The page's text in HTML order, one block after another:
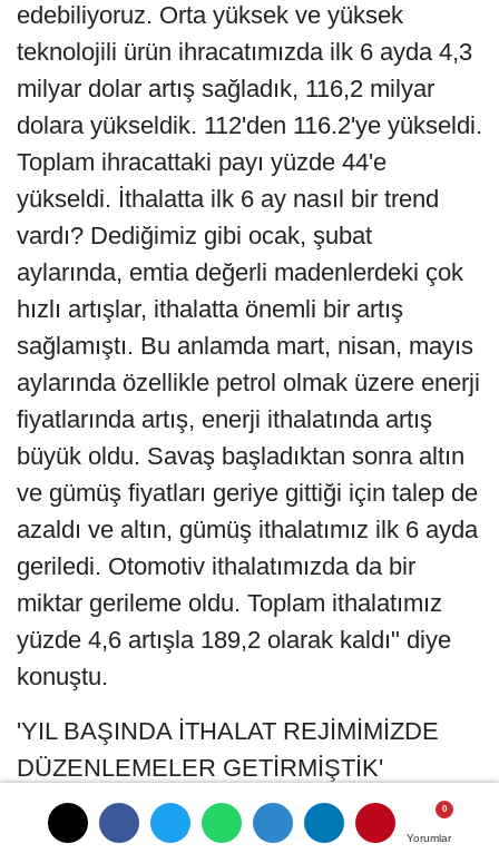
Yorumlar
Yorumlar
edebiliyoruz. Orta yüksek ve yüksek
teknolojili ürün ihracatımızda ilk 6 ayda 4,3
milyar dolar artış sağladık, 116,2 milyar
dolara yükseldik. 112'den 116.2'ye yükseldi.
Toplam ihracattaki payı yüzde 44'e
yükseldi. İthalatta ilk 6 ay nasıl bir trend
vardı? Dediğimiz gibi ocak, şubat
aylarında, emtia değerli madenlerdeki çok
hızlı artışlar, ithalatta önemli bir artış
sağlamıştı. Bu anlamda mart, nisan, mayıs
aylarında özellikle petrol olmak üzere enerji
fiyatlarında artış, enerji ithalatında artış
büyük oldu. Savaş başladıktan sonra altın
ve gümüş fiyatları geriye gittiği için talep de
azaldı ve altın, gümüş ithalatımız ilk 6 ayda
geriledi. Otomotiv ithalatımızda da bir
miktar gerileme oldu. Toplam ithalatımız
yüzde 4,6 artışla 189,2 olarak kaldı" diye
konuştu.
'YIL BAŞINDA İTHALAT REJİMİMİZDE
DÜZENLEMELER GETİRMİŞTİK'
Bakan Bolat, "İthalatımızda ilk 6 ülke 1